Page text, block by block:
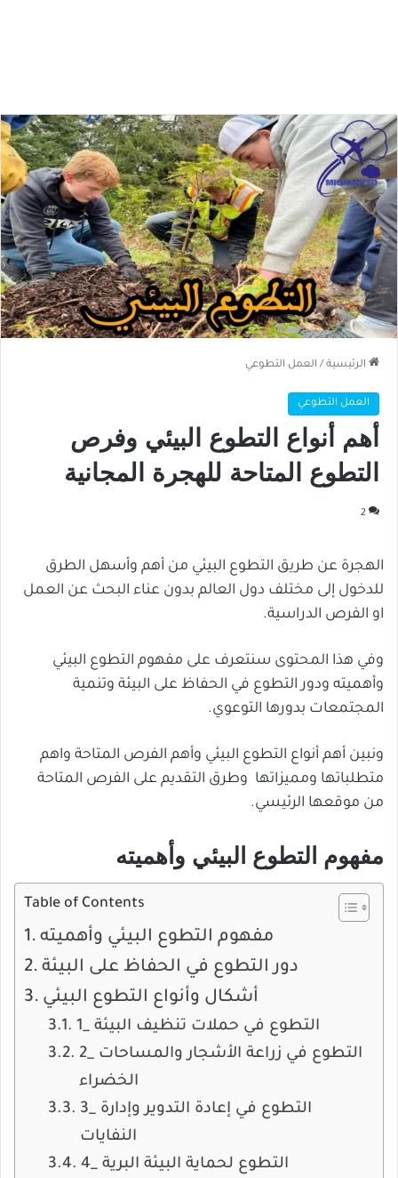
الرئيسية / العمل التطوعي
العمل التطوعي
أهم أنواع التطوع البيئي وفرص
التطوع المتاحة للهجرة المجانية
2
الهجرة عن طريق التطوع البيئي من أهم وأسهل الطرق
للدخول إلى مختلف دول العالم بدون عناء البحث عن العمل
او الفرص الدراسية.
وفي هذا المحتوى سنتعرف على مفهوم التطوع البيئي
وأهميته ودور التطوع في الحفاظ على البيئة وتنمية
المجتمعات بدورها التوعوي.
ونبين أهم أنواع التطوع البيئي وأهم الفرص المتاحة واهم
متطلباتها ومميزاتها وطرق التقديم على الفرص المتاحة
من موقعها الرئيسي.
مفهوم التطوع البيئي وأهميته
Table of Contents
مفهوم التطوع البيئي وأهميته
دور التطوع في الحفاظ على البيئة
أشكال وأنواع التطوع البيئي
1_ التطوع في حملات تنظيف البيئة
2_ التطوع في زراعة الأشجار والمساحات
الخضراء
3_ التطوع في إعادة التدوير وإدارة
النفايات
4_ التطوع لحماية البيئة البرية